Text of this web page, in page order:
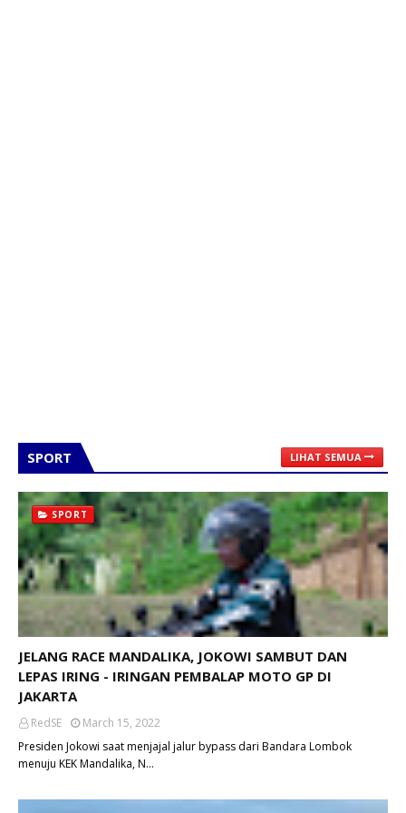
SPORT LIHAT SEMUA
SPORT
JELANG RACE MANDALIKA, JOKOWI SAMBUT DAN
LEPAS IRING - IRINGAN PEMBALAP MOTO GP DI
JAKARTA
RedSE
March 15, 2022
Presiden Jokowi saat menjajal jalur bypass dari Bandara Lombok
menuju KEK Mandalika, N…